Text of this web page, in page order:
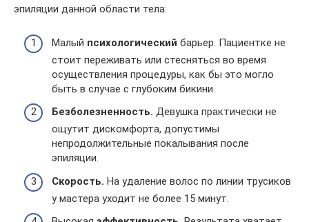
эпиляции данной области тела:
Малый психологический барьер. Пациентке не
стоит переживать или стесняться во время
осуществления процедуры, как бы это могло
быть в случае с глубоким бикини.
Безболезненность. Девушка практически не
ощутит дискомфорта, допустимы
непродолжительные покалывания после
эпиляции.
Скорость. На удаление волос по линии трусиков
у мастера уходит не более 15 минут.